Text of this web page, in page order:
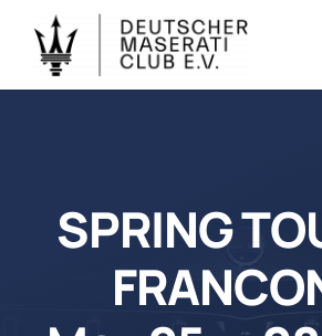
Inhalt
springen
MASERATI
SPRING